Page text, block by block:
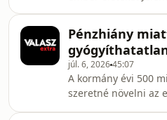
dokumentálták. A
azonba
alapítója. A Válasz
arról beszél:
mentek el balatoni
kommunikációra és
szakmailag üres
programokra, ők a
Pénzhiány
júl. 6, 202645:07
A kormány évi 500
szeretné növelni az